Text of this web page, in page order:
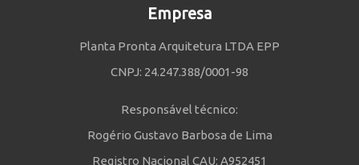
Empresa
Planta Pronta Arquitetura LTDA EPP
CNPJ: 24.247.388/0001-98
Responsável técnico:
Rogério Gustavo Barbosa de Lima
Registro Nacional CAU: A952451